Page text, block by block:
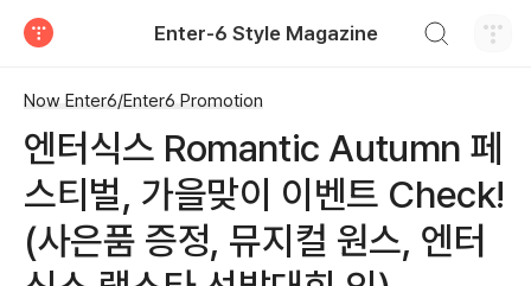
Enter-6 Style Magazine
Now Enter6/Enter6 Promotion
엔터식스 Romantic Autumn 페
스티벌, 가을맞이 이벤트 Check!
(사은품 증정, 뮤지컬 원스, 엔터